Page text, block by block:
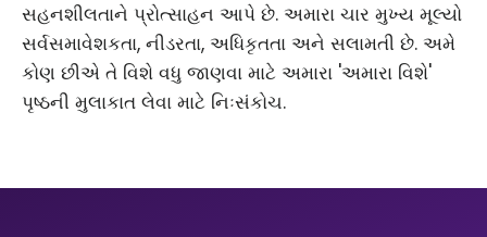
સહનશીલતાને પ્રોત્સાહન આપે છે. અમારા ચાર મુખ્ય મૂલ્યો
સર્વસમાવેશકતા, નીડરતા, અધિકૃતતા અને સલામતી છે. અમે
કોણ છીએ તે વિશે વધુ જાણવા માટે અમારા 'અમારા વિશે'
પૃષ્ઠની મુલાકાત લેવા માટે નિઃસંકોચ.